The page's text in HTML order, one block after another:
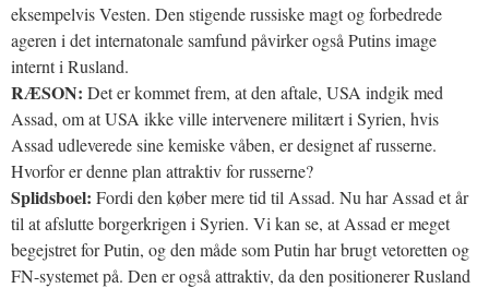
eksempelvis Vesten. Den stigende russiske magt og forbedrede
ageren i det internatonale samfund påvirker også Putins image
internt i Rusland.
RÆSON: Det er kommet frem, at den aftale, USA indgik med
Assad, om at USA ikke ville intervenere militært i Syrien, hvis
Assad udleverede sine kemiske våben, er designet af russerne.
Hvorfor er denne plan attraktiv for russerne?
Splidsboel: Fordi den køber mere tid til Assad. Nu har Assad et år
til at afslutte borgerkrigen i Syrien. Vi kan se, at Assad er meget
begejstret for Putin, og den måde som Putin har brugt vetoretten og
FN-systemet på. Den er også attraktiv, da den positionerer Rusland